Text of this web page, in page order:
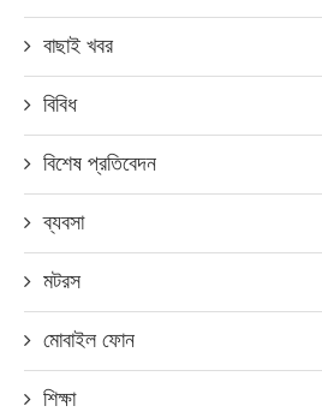
বাছাই খবর
বিবিধ
বিশেষ প্রতিবেদন
ব্যবসা
মটরস
মোবাইল ফোন
শিক্ষা